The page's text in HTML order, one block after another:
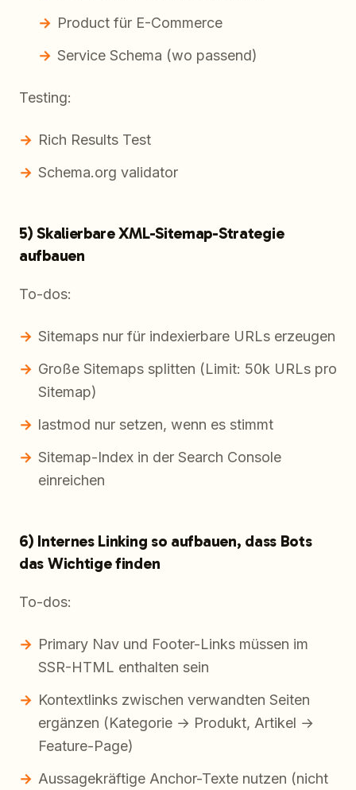
Product für E-Commerce
Service Schema (wo passend)
Testing:
Rich Results Test
Schema.org validator
5) Skalierbare XML-Sitemap-Strategie
aufbauen
To-dos:
Sitemaps nur für indexierbare URLs erzeugen
Große Sitemaps splitten (Limit: 50k URLs pro
Sitemap)
lastmod nur setzen, wenn es stimmt
Sitemap-Index in der Search Console
einreichen
6) Internes Linking so aufbauen, dass Bots
das Wichtige finden
To-dos:
Primary Nav und Footer-Links müssen im
SSR-HTML enthalten sein
Kontextlinks zwischen verwandten Seiten
ergänzen (Kategorie → Produkt, Artikel →
Feature-Page)
Aussagekräftige Anchor-Texte nutzen (nicht